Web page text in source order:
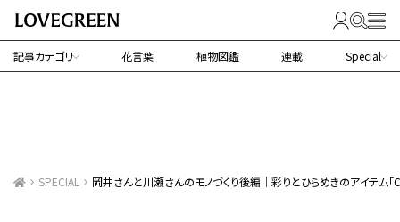
記事カテゴリ 花言葉 植物図鑑 連載 Special
SPECIAL 岡井さんと川瀬さんのモノづくり後編｜彩りとひらめきのアイテム「